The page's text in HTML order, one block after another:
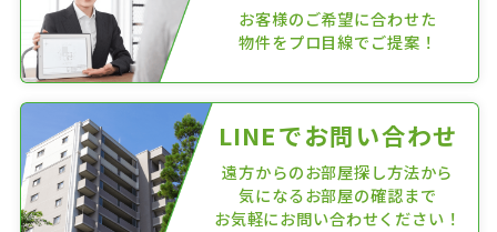
お客様のご希望に合わせた
物件をプロ目線でご提案！
LINEでお問い合わせ
遠方からのお部屋探し方法から
気になるお部屋の確認まで
お気軽にお問い合わせください！